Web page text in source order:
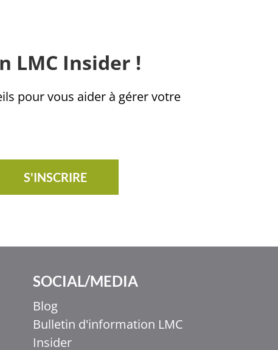
LMC Insider !
pour vous aider à gérer votre
S'INSCRIRE
SOCIAL/MEDIA
Blog
Bulletin d'information LMC
Insider